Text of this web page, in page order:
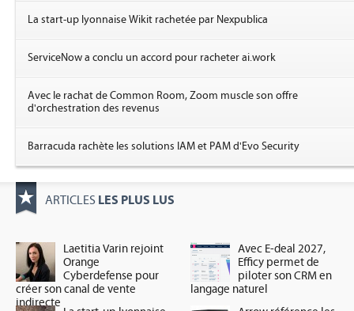
La start-up lyonnaise Wikit rachetée par Nexpublica
ServiceNow a conclu un accord pour racheter ai.work
Avec le rachat de Common Room, Zoom muscle son offre
d'orchestration des revenus
Barracuda rachète les solutions IAM et PAM d'Evo Security
ARTICLES LES PLUS LUS
Laetitia Varin rejoint
Orange
Cyberdefense pour
créer son canal de vente
indirecte
Avec E-deal 2027,
Efficy permet de
piloter son CRM en
langage naturel